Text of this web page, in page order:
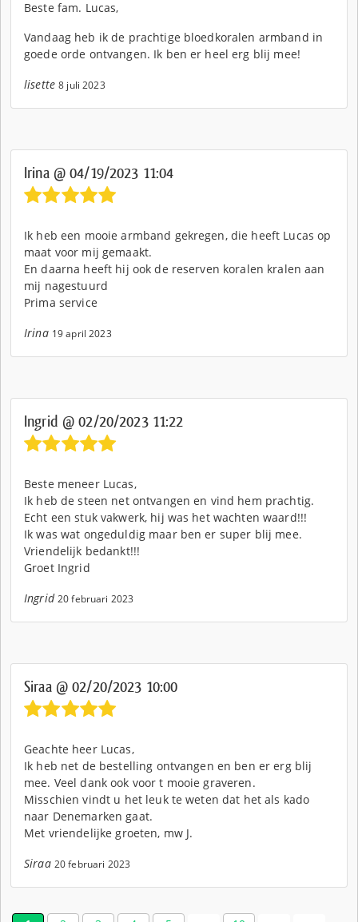
Beste fam. Lucas,
Vandaag heb ik de prachtige bloedkoralen armband in
goede orde ontvangen. Ik ben er heel erg blij mee!
lisette 8 juli 2023
Irina @ 04/19/2023 11:04
Ik heb een mooie armband gekregen, die heeft Lucas op
maat voor mij gemaakt.
En daarna heeft hij ook de reserven koralen kralen aan
mij nagestuurd
Prima service
Irina 19 april 2023
Ingrid @ 02/20/2023 11:22
Beste meneer Lucas,
Ik heb de steen net ontvangen en vind hem prachtig.
Echt een stuk vakwerk, hij was het wachten waard!!!
Ik was wat ongeduldig maar ben er super blij mee.
Vriendelijk bedankt!!!
Groet Ingrid
Ingrid 20 februari 2023
Siraa @ 02/20/2023 10:00
Geachte heer Lucas,
Ik heb net de bestelling ontvangen en ben er erg blij
mee. Veel dank ook voor t mooie graveren.
Misschien vindt u het leuk te weten dat het als kado
naar Denemarken gaat.
Met vriendelijke groeten, mw J.
Siraa 20 februari 2023